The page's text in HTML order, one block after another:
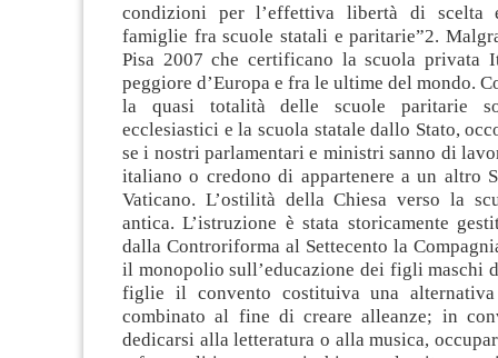
condizioni per l’effettiva libertà di scelta
famiglie fra scuole statali e paritarie”2.
Pisa 2007 che certificano la scuola privata
peggiore d’Europa e fra le ultime del mondo.
la quasi totalità delle scuole paritarie
ecclesiastici e la scuola statale dallo Stato,
se i nostri parlamentari e ministri sanno di
italiano o credono di appartenere a un altro
Vaticano. L’ostilità della Chiesa verso la
antica. L’istruzione è stata storicamente
dalla Controriforma al Settecento la
il monopolio sull’educazione dei figli maschi
figlie il convento costituiva una
combinato al fine di creare alleanze; in
dedicarsi alla letteratura o alla musica,